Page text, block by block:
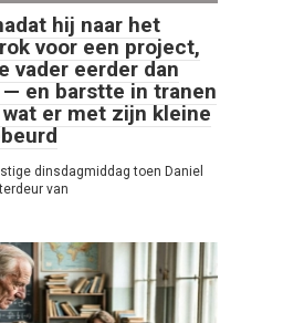
hij naar het
voor een project,
vader eerder dan
en barstte in tranen
er met zijn kleine
dinsdagmiddag toen Daniel
van